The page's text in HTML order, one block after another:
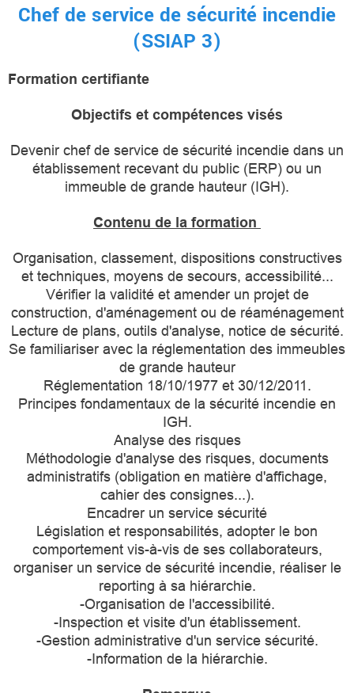
Chef de service de sécurité incendie
(SSIAP 3)
Formation certifiante
Objectifs et compétences visés
Devenir chef de service de sécurité incendie dans un
établissement recevant du public (ERP) ou un
immeuble de grande hauteur (IGH).
Contenu de la formation
Organisation, classement, dispositions constructives
et techniques, moyens de secours, accessibilité...
Vérifier la validité et amender un projet de
construction, d'aménagement ou de réaménagement
Lecture de plans, outils d'analyse, notice de sécurité.
Se familiariser avec la réglementation des immeubles
de grande hauteur
Réglementation 18/10/1977 et 30/12/2011.
Principes fondamentaux de la sécurité incendie en
IGH.
Analyse des risques
Méthodologie d'analyse des risques, documents
administratifs (obligation en matière d'affichage,
cahier des consignes...).
Encadrer un service sécurité
Législation et responsabilités, adopter le bon
comportement vis-à-vis de ses collaborateurs,
organiser un service de sécurité incendie, réaliser le
reporting à sa hiérarchie.
-Organisation de l'accessibilité.
-Inspection et visite d'un établissement.
-Gestion administrative d'un service sécurité.
-Information de la hiérarchie.